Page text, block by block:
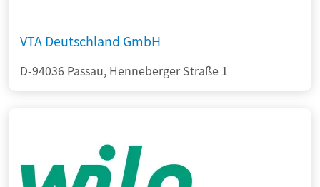
VTA Deutschland GmbH
D-94036 Passau, Henneberger Straße 1